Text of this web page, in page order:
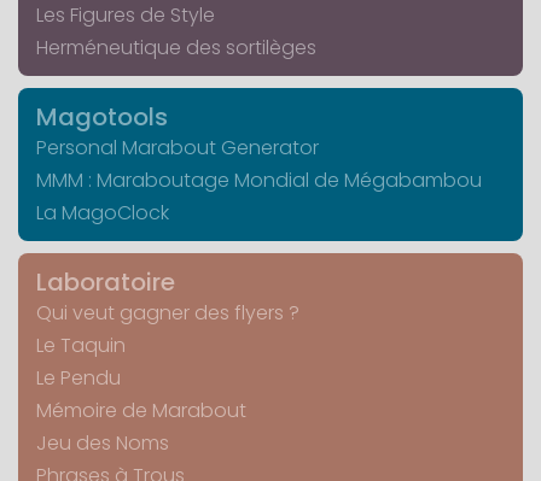
Les Figures de Style
Herméneutique des sortilèges
Magotools
Personal Marabout Generator
MMM : Maraboutage Mondial de Mégabambou
La MagoClock
Laboratoire
Qui veut gagner des flyers ?
Le Taquin
Le Pendu
Mémoire de Marabout
Jeu des Noms